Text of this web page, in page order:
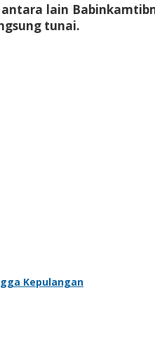
lain
tunai.
Kepulangan